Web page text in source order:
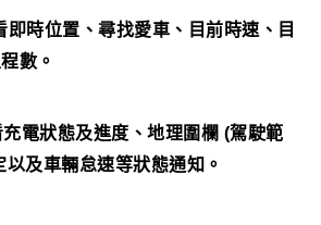
即時位置、尋找愛車、目前時速、目
數。
電狀態及進度、地理圍欄 (駕駛範
以及車輛怠速等狀態通知。